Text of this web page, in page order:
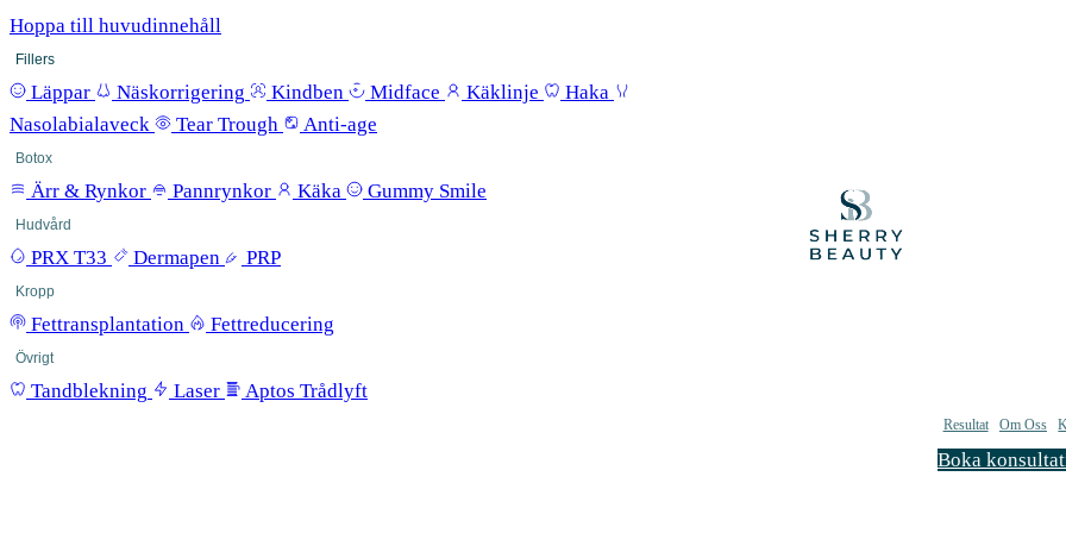
Hoppa till huvudinnehåll
Fillers
Läppar Näskorrigering Kindben Midface Käklinje
Haka
Nasolabialaveck
Tear Trough Anti-age
Botox
Ärr & Rynkor Pannrynkor Käka Gummy Smile
Hudvård
PRX T33 Dermapen PRP
Kropp
Fettransplantation Fettreducering
Övrigt
Tandblekning Laser Aptos Trådlyft
Resultat Om Oss
Boka